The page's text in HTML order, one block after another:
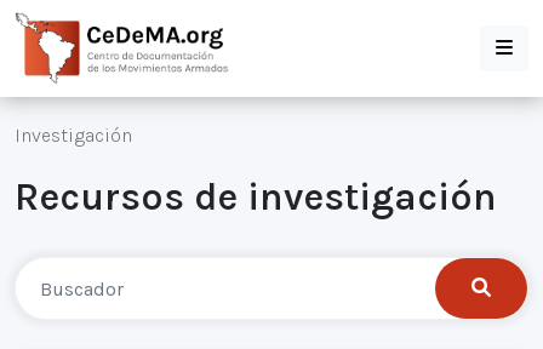
Investigación
Recursos de investigación